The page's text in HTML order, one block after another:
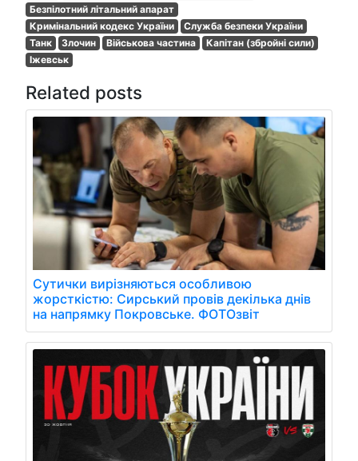
Безпілотний літальний апарат
Кримінальний кодекс України
Служба безпеки України
Танк
Злочин Військова частина
Капітан (збройні сили)
Іжевськ
Related posts
Сутички вирізняються особливою
жорсткістю: Сирський провів декілька днів
на напрямку Покровське. ФОТОзвіт